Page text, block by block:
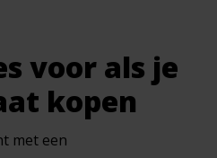
voor als je
kopen
met een